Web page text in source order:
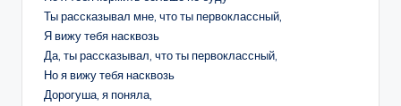
Ты рассказывал мне, что ты первоклассный,
Я вижу тебя насквозь
Да, ты рассказывал, что ты первоклассный,
Но я вижу тебя насквозь
Дорогуша, я поняла,